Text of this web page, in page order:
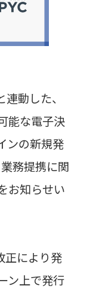
動した、
能な電子決
ンの新規発
務提携に関
お知らせい
正により発
ン上で発行